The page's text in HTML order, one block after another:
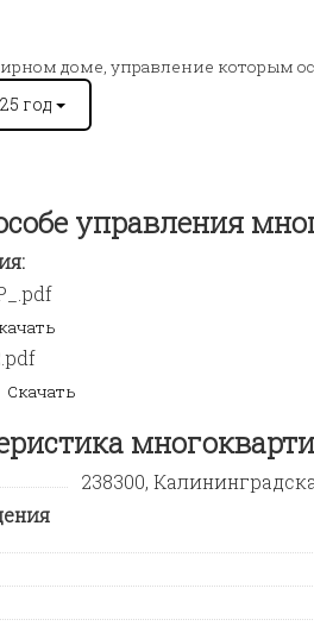
доме, управление которым
год
управления
Скачать
238300,